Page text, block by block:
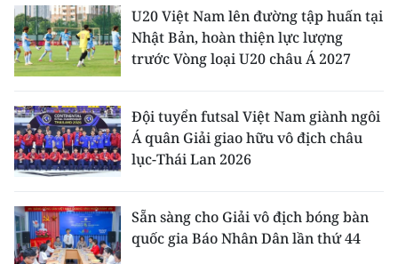
U20 Việt Nam lên đường tập huấn tại
Nhật Bản, hoàn thiện lực lượng
trước Vòng loại U20 châu Á 2027
Đội tuyển futsal Việt Nam giành ngôi
Á quân Giải giao hữu vô địch châu
lục-Thái Lan 2026
Sẵn sàng cho Giải vô địch bóng bàn
quốc gia Báo Nhân Dân lần thứ 44